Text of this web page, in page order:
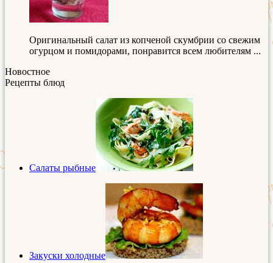
Оригинальный салат из копченой скумбрии со свежим
огурцом и помидорами, понравится всем любителям ...
Новостное
Рецепты блюд
Салаты рыбные
Закуски холодные